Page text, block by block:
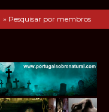
» Pesquisar por membros